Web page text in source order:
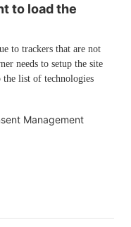
to load the
to trackers that are not
needs to setup the site
list of technologies
Management